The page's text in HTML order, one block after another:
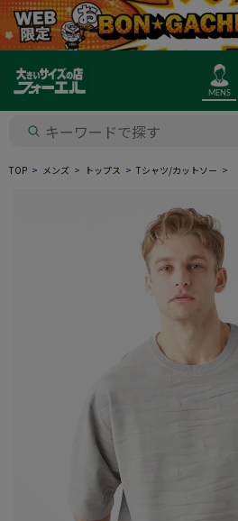
MENS
TOP メンズ トップス Tシャツ/カットソー